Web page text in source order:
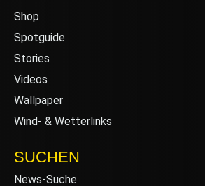
Shop
Spotguide
Stories
Videos
Wallpaper
Wind- & Wetterlinks
SUCHEN
News-Suche